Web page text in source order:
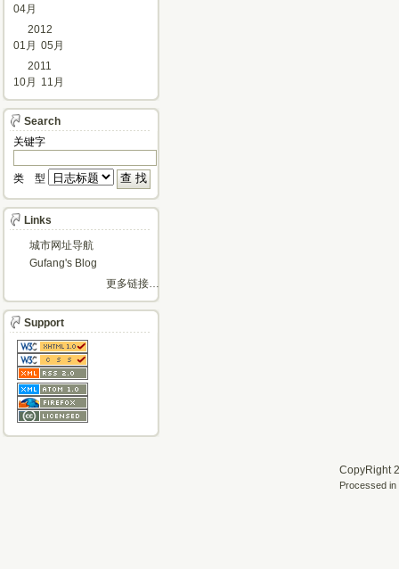
04月
2012
01月 05月
2011
10月
11月
Search
关键字
类 型
Links
城市网址导航
Gufang's Blog
更多链接…
Support
CopyRight
Processed in